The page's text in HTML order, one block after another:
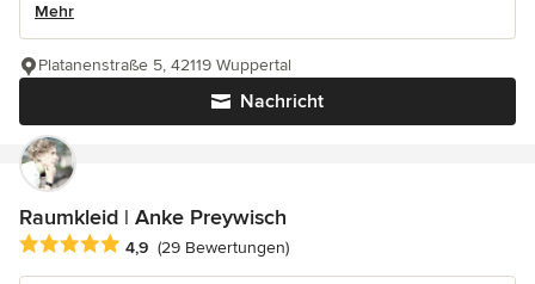
Mehr
Nachricht
Platanenstraße 5, 42119 Wuppertal
Raumkleid | Anke Preywisch
Durchschnittliche Bewertung: 4.9 von 5 Sternen
4,9 (29 Bewertungen)